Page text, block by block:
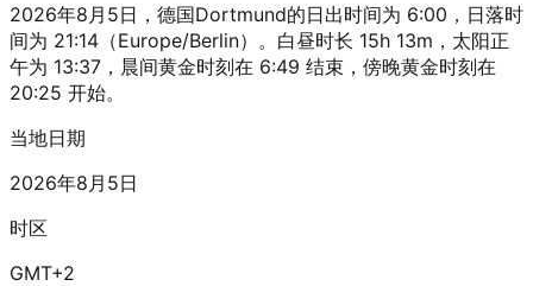
2026年8月5日，德国Dortmund的日出时间为 6:00，日落时
间为 21:14（Europe/Berlin）。白昼时长 15h 13m，太阳正
午为 13:37，晨间黄金时刻在 6:49 结束，傍晚黄金时刻在
20:25 开始。
当地日期
2026年8月5日
时区
GMT+2